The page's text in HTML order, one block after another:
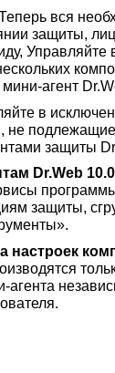
вся
защиты,
Управляйте
агент
в
не
защиты
Dr.Web
защиты,
настроек
агента